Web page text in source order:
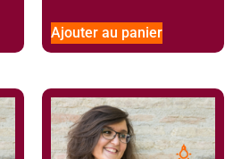
Ajouter au panier